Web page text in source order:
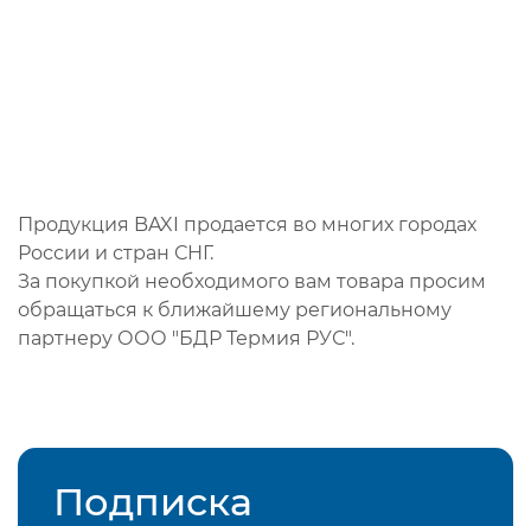
Продукция BAXI продается во многих городах
России и стран СНГ.
За покупкой необходимого вам товара просим
обращаться к ближайшему региональному
партнеру ООО "БДР Термия РУС".
Подписка